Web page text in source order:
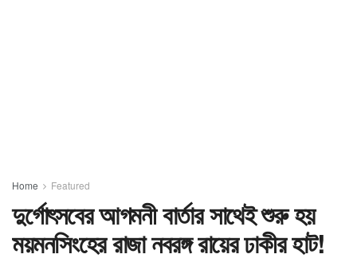
Home Featured
দুর্গোৎসবের আগমনী বার্তার সাথেই শুরু হয়
ময়মনসিংহের রাজা নবরঙ্গ রায়ের ঢাকীর হাট!